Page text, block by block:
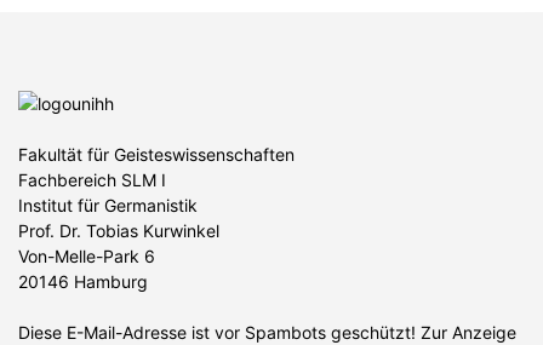
Fakultät für Geisteswissenschaften
Fachbereich SLM I
Institut für Germanistik
Prof. Dr. Tobias Kurwinkel
Von-Melle-Park 6
20146 Hamburg
Diese E-Mail-Adresse ist vor Spambots geschützt! Zur Anzeige